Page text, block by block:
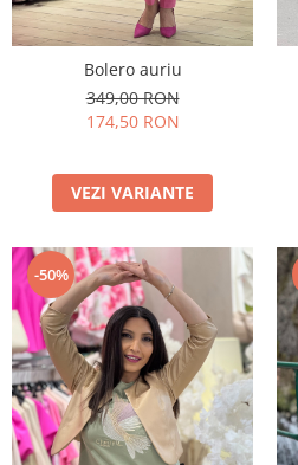
Bolero auriu
349,00 RON
174,50 RON
VEZI VARIANTE
-50%